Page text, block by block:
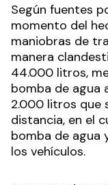
Según fuentes
momento del
maniobras de
manera
44.000 litros,
bomba de agua
2.000 litros que
distancia, en el
bomba de agua
los vehículos.